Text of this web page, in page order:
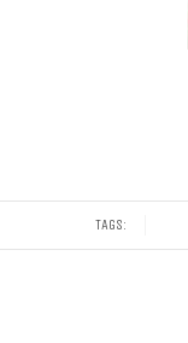
TAGS: